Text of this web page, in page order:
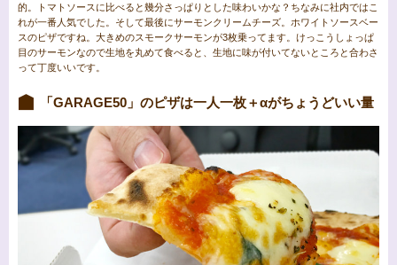
的。トマトソースに比べると幾分さっぱりとした味わいかな？ちなみに社内ではこ
れが一番人気でした。そして最後にサーモンクリームチーズ。ホワイトソースベー
スのピザですね。大きめのスモークサーモンが3枚乗ってます。けっこうしょっぱ
目のサーモンなので生地を丸めて食べると、生地に味が付いてないところと合わさ
って丁度いいです。
「GARAGE50」のピザは一人一枚＋αがちょうどいい量